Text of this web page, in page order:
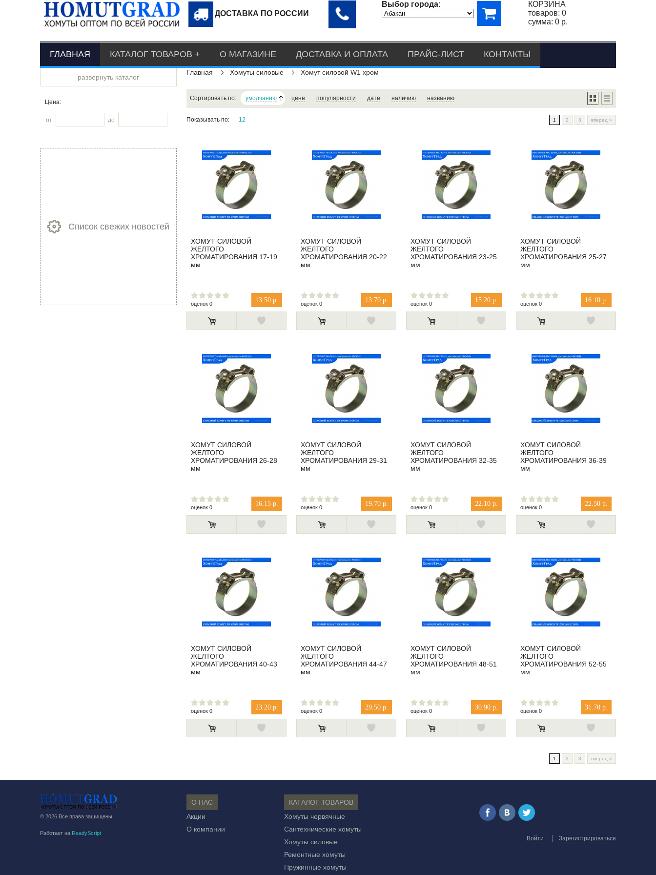
ДОСТАВКА ПО РОССИИ
Выбор города:
КОРЗИНА
товаров: 0
сумма: 0 р.
ГЛАВНАЯ КАТАЛОГ ТОВАРОВ О МАГАЗИНЕ ДОСТАВКА И ОПЛАТА ПРАЙС-ЛИСТ КОНТАКТЫ
Главная Хомуты силовые Хомут силовой W1 хром
развернуть каталог
Цена:
от до
Сортировать по: умолчанию цене популярности дате наличию названию
Показывать по: 12 1 2 3 вперед »
ХОМУТ СИЛОВОЙ
ЖЕЛТОГО
ХРОМАТИРОВАНИЯ 17-19
мм
13.50 р.
оценок 0
ХОМУТ СИЛОВОЙ
ЖЕЛТОГО
ХРОМАТИРОВАНИЯ 20-22
мм
13.70 р.
оценок 0
ХОМУТ СИЛОВОЙ
ЖЕЛТОГО
ХРОМАТИРОВАНИЯ 23-25
мм
15.20 р.
оценок 0
ХОМУТ СИЛОВОЙ
ЖЕЛТОГО
ХРОМАТИРОВАНИЯ 25-27
мм
16.10 р.
оценок 0
ХОМУТ СИЛОВОЙ
ЖЕЛТОГО
ХРОМАТИРОВАНИЯ 26-28
мм
16.15 р.
оценок 0
ХОМУТ СИЛОВОЙ
ЖЕЛТОГО
ХРОМАТИРОВАНИЯ 29-31
мм
19.70 р.
оценок 0
ХОМУТ СИЛОВОЙ
ЖЕЛТОГО
ХРОМАТИРОВАНИЯ 32-35
мм
22.10 р.
оценок 0
ХОМУТ СИЛОВОЙ
ЖЕЛТОГО
ХРОМАТИРОВАНИЯ 36-39
мм
22.50 р.
оценок 0
ХОМУТ СИЛОВОЙ
ЖЕЛТОГО
ХРОМАТИРОВАНИЯ 40-43
мм
23.20 р.
оценок 0
ХОМУТ СИЛОВОЙ
ЖЕЛТОГО
ХРОМАТИРОВАНИЯ 44-47
мм
29.50 р.
оценок 0
ХОМУТ СИЛОВОЙ
ЖЕЛТОГО
ХРОМАТИРОВАНИЯ 48-51
мм
30.90 р.
оценок 0
ХОМУТ СИЛОВОЙ
ЖЕЛТОГО
ХРОМАТИРОВАНИЯ 52-55
мм
31.70 р.
оценок 0
1 2 3 вперед »
Список свежих новостей
© 2026 Все права защищены
Работает на ReadyScript
О НАС
Акции
О компании
КАТАЛОГ ТОВАРОВ
Хомуты червячные
Сантехнические хомуты
Хомуты силовые
Ремонтные хомуты
Пружинные хомуты
Войти Зарегистрироваться